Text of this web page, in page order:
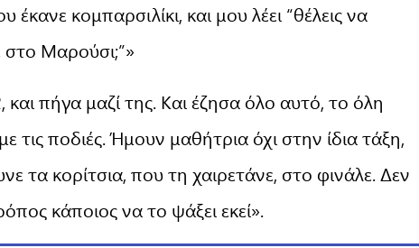
κομπαρσιλίκι, και μου λέει “θέλεις να
στο Μαρούσι;”»
και πήγα μαζί της. Και έζησα όλο αυτό, το όλη
τις ποδιές. Ήμουν μαθήτρια όχι στην ίδια τάξη,
τα κορίτσια, που τη χαιρετάνε, στο φινάλε. Δεν
κάποιος να το ψάξει εκεί».